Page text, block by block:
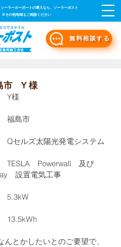
無料相談する
ーラーカーポートの導入なら、ソーラーポスト
その他地域もご相談ください
市 Y 様
Y様
福島市
Qセルズ太陽光発電システム
　設置電気工事
5.3kW
13.5kWh
んとかしたいとのご要望で、